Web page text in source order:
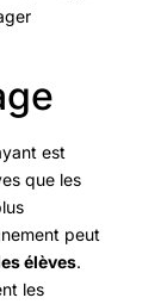
est
que les
peut
élèves.
les